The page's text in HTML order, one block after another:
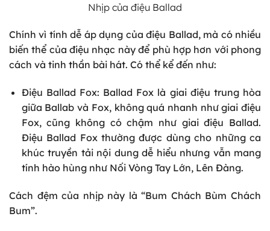
Nhịp của điệu Ballad
Chính vì tính dễ áp dụng của điệu Ballad, mà có nhiều
biến thể của điệu nhạc này để phù hợp hơn với phong
cách và tinh thần bài hát. Có thể kể đến như:
Điệu Ballad Fox: Ballad Fox là giai điệu trung hòa
giữa Ballab và Fox, không quá nhanh như giai điệu
Fox, cũng không có chậm như giai điệu Ballad.
Điệu Ballad Fox thường được dùng cho những ca
khúc truyền tải nội dung dễ hiểu nhưng vẫn mang
tính hào hùng như Nối Vòng Tay Lớn, Lên Đàng.
Cách đệm của nhịp này là “Bum Chách Bùm Chách
Bum”.